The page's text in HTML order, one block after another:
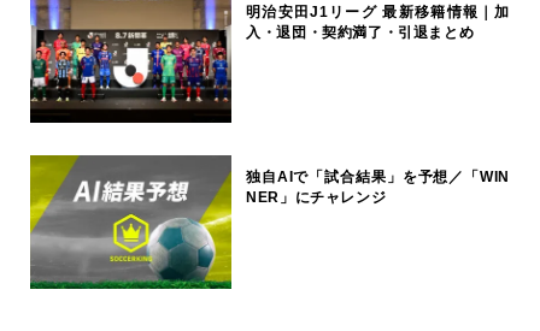
明治安田J1リーグ 最新移籍情報｜加
入・退団・契約満了・引退まとめ
独自AIで「試合結果」を予想／「WIN
NER」にチャレンジ